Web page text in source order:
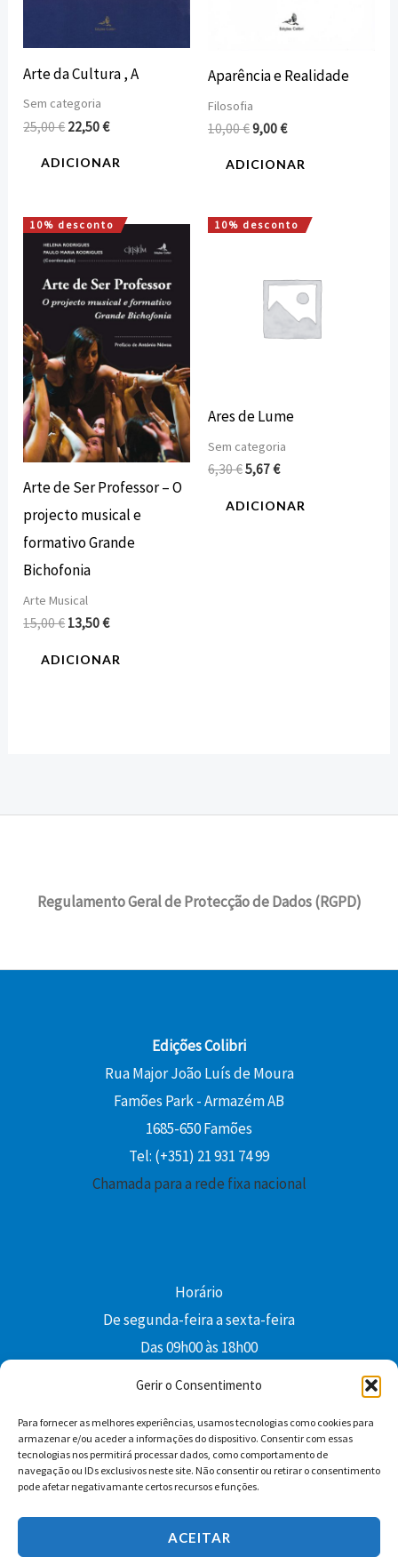
Gerir o Consentimento
Para fornecer as melhores experiências, usamos tecnologias como cookies para
armazenar e/ou aceder a informações do dispositivo. Consentir com essas
tecnologias nos permitirá processar dados, como comportamento de
navegação ou IDs exclusivos neste site. Não consentir ou retirar o consentimento
pode afetar negativamante certos recursos e funções.
ACEITAR
Arte da Cultura , A
Sem categoria
25,00€ 22,50€
ADICIONAR
Aparência e Realidade
Filosofia
10,00€9,00€
ADICIONAR
10% desconto
Arte de Ser Professor – O
projecto musical e
formativo Grande
Bichofonia
Arte Musical
15,00€
O
preço
original
era:
15,00 €.
13,50€
O
preço
atual
é:
13,50 €.
ADICIONAR
10% desconto
Ares de Lume
Sem categoria
6,30€
O
era:
6,30 €.
5,67€
O
é:
5,67 €.
ADICIONAR
Regulamento Geral de Protecção de Dados (RGPD)
Edições Colibri
Rua Major João Luís de Moura
Famões Park - Armazém AB
1685-650 Famões
Tel: (+351) 21 931 74 99
Chamada para a rede fixa nacional
Horário
De segunda-feira a sexta-feira
Das 09h00 às 18h00
Facebook YouTube Instagram
Whatsapp
Condições Gerais de Venda